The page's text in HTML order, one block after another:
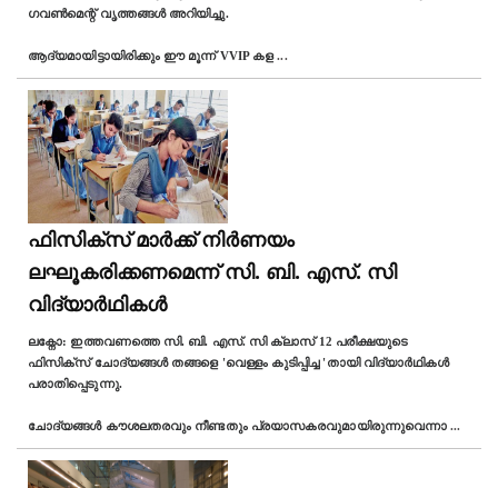
ഗവണ്‍മെന്റ് വൃത്തങ്ങള്‍ അറിയിച്ചു.
ആദ്യമായിട്ടായിരിക്കും ഈ മൂന്ന് VVIP കള...
ഫിസിക്സ് മാർക്ക് നിര്‍ണയം
ലഘൂകരിക്കണമെന്ന് സി. ബി. എസ്. സി
വിദ്യാർഥികൾ
ലക്നോ: ഇത്തവണത്തെ സി. ബി. എസ്. സി ക്ലാസ് 12 പരീക്ഷയുടെ
ഫിസിക്സ് ചോദ്യങ്ങൾ തങ്ങളെ 'വെള്ളം കുടിപ്പിച്ച 'തായി വിദ്യാർഥികൾ
പരാതിപ്പെടുന്നു.
ചോദ്യങ്ങൾ കൗശലതരവും നീണ്ടതും പ്രയാസകരവുമായിരുന്നുവെന്നാ...